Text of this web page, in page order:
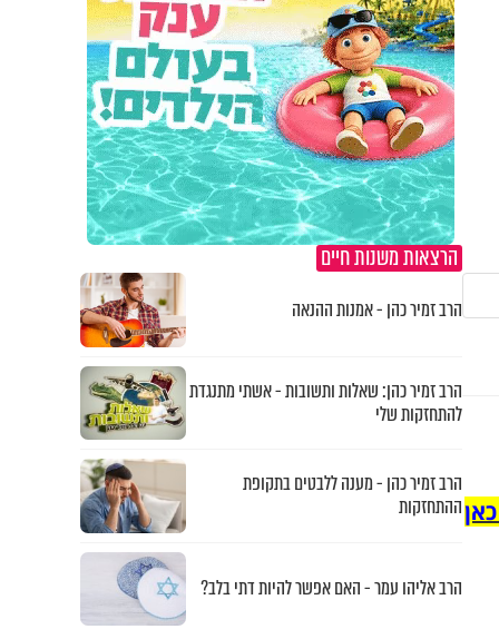
הרצאות משנות חיים
הרב זמיר כהן - אמנות ההנאה
הרב זמיר כהן: שאלות ותשובות - אשתי מתנגדת
להתחזקות שלי
הרב זמיר כהן - מענה ללבטים בתקופת
ההתחזקות
הרב אליהו עמר - האם אפשר להיות דתי בלב?